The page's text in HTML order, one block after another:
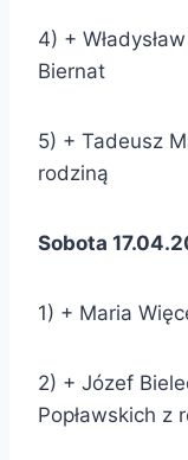
4) +
Biernat
5) + Tadeusz
rodziną
Sobota
1) + Maria
2) + Józef
Popławskich z